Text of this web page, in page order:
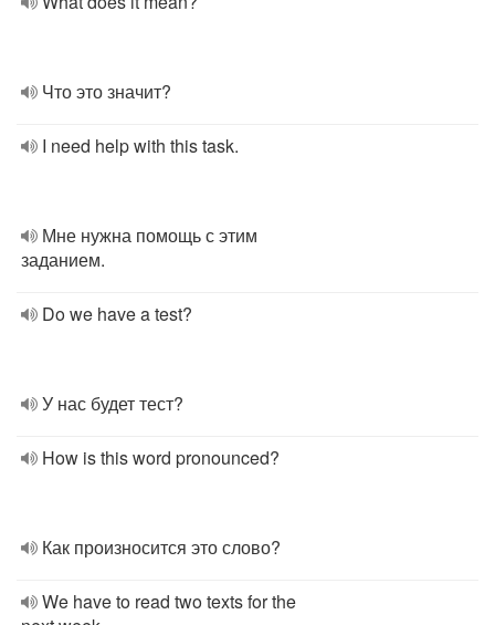
Что это значит?
I need help with this task.
Мне нужна помощь с этим
заданием.
Do we have a test?
У нас будет тест?
How is this word pronounced?
Как произносится это слово?
We have to read two texts for the